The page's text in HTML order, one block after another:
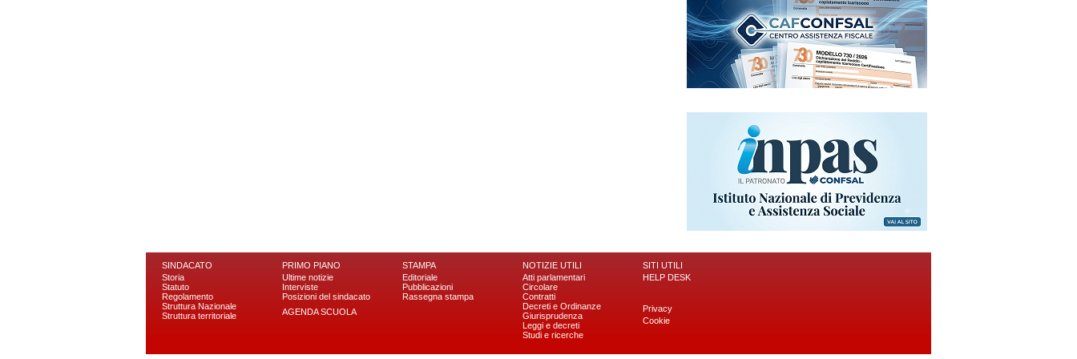
SINDACATO
Storia
Statuto
Regolamento
Struttura Nazionale
Struttura territoriale
PRIMO PIANO
Ultime notizie
Interviste
Posizioni del sindacato
AGENDA SCUOLA
STAMPA
Editoriale
Pubblicazioni
Rassegna stampa
NOTIZIE UTILI
Atti parlamentari
Circolare
Contratti
Decreti e Ordinanze
Giurisprudenza
Leggi e decreti
Studi e ricerche
SITI UTILI
HELP DESK
Privacy
Cookie